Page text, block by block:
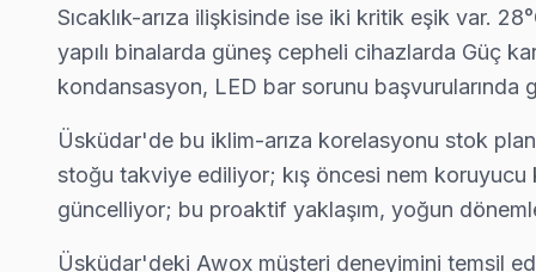
Mehmet Akif Ersoy Awox Açılmıyor Arıza →
Mimar Sinan Awox Servis
Awox marka TV'niz Mimar Sinan'de çalışmıyorsa teknik
Muratreis Awox Servis
Awox marka TV'niz Muratreis'de çalışmıyorsa teknik
Sıcaklık-arıza ilişkisinde ise iki kritik eşik var.
yapılı binalarda güneş cepheli cihazlarda Güç
kondansasyon, LED bar sorunu başvurularında
Üsküdar'de bu iklim-arıza korelasyonu stok
stoğu takviye ediliyor; kış öncesi nem
güncelliyor; bu proaktif yaklaşım, yoğun
Üsküdar'deki Awox müşteri deneyimini temsil